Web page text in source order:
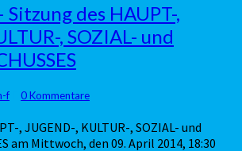
des HAUPT-,
, SOZIAL- und
f Kommentare
0 Kommentare
, JUGEND-, KULTUR-, SOZIAL- und
am Mittwoch, den 09. April 2014, 18:30